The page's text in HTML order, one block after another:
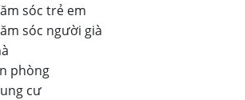
sóc trẻ em
sóc người già
phòng
cư